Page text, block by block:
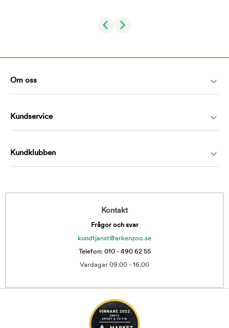
Om oss
Kundservice
Kundklubben
Kontakt
Frågor och svar
kundtjanst@arkenzoo.se
Telefon: 010 - 490 62 55
Vardagar 09.00 - 16.00